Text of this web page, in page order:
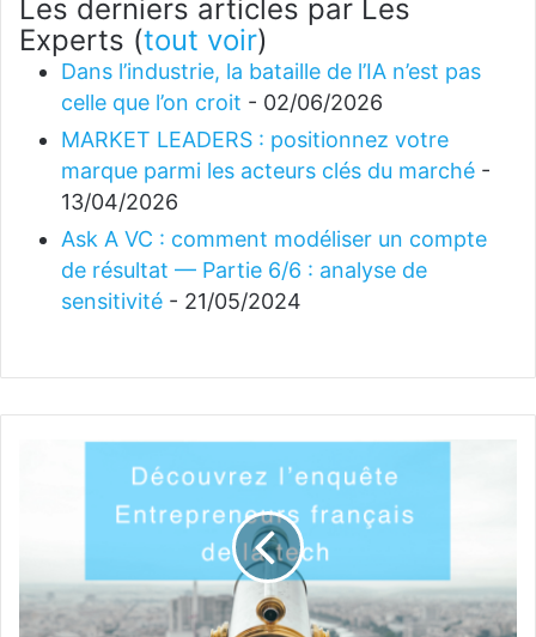
Les derniers articles par Les
Experts (tout voir)
Dans l’industrie, la bataille de l’IA n’est pas
celle que l’on croit - 02/06/2026
MARKET LEADERS : positionnez votre
marque parmi les acteurs clés du marché -
13/04/2026
Ask A VC : comment modéliser un compte
de résultat — Partie 6/6 : analyse de
sensitivité - 21/05/2024